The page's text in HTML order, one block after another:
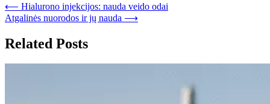
⟵ Hialurono injekcijos: nauda veido odai
Atgalinės nuorodos ir jų nauda ⟶
Related Posts